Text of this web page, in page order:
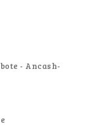
- Ancash-